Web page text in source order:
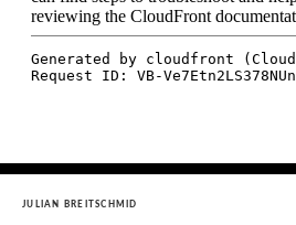
JULIAN BREITSCHMID